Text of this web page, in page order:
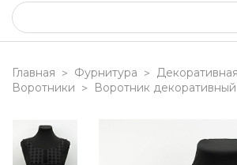
Главная > Фурнитура >
Воротники > воротник